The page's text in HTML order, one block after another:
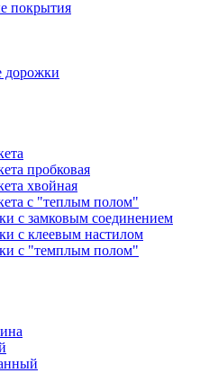
покрытия
дорожки
пробковая
хвойная
с "теплым полом"
с замковым соединением
с клеевым настилом
с "темплым полом"